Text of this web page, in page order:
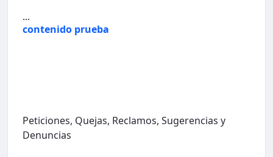
...
contenido prueba
Peticiones, Quejas, Reclamos, Sugerencias y
Denuncias